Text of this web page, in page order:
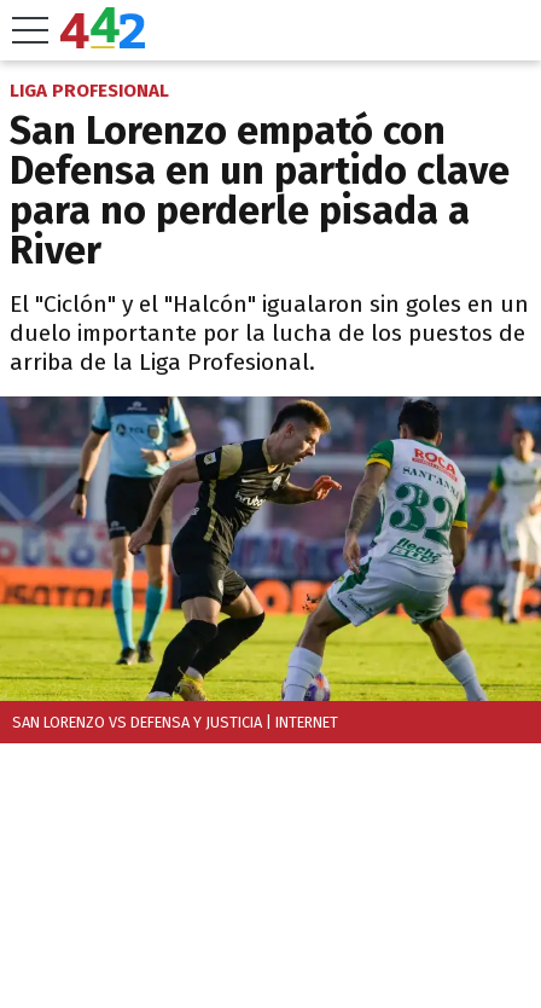
LIGA PROFESIONAL
San Lorenzo empató con
Defensa en un partido clave
para no perderle pisada a
River
El "Ciclón" y el "Halcón" igualaron sin goles en un
duelo importante por la lucha de los puestos de
arriba de la Liga Profesional.
SAN LORENZO VS DEFENSA Y JUSTICIA | INTERNET